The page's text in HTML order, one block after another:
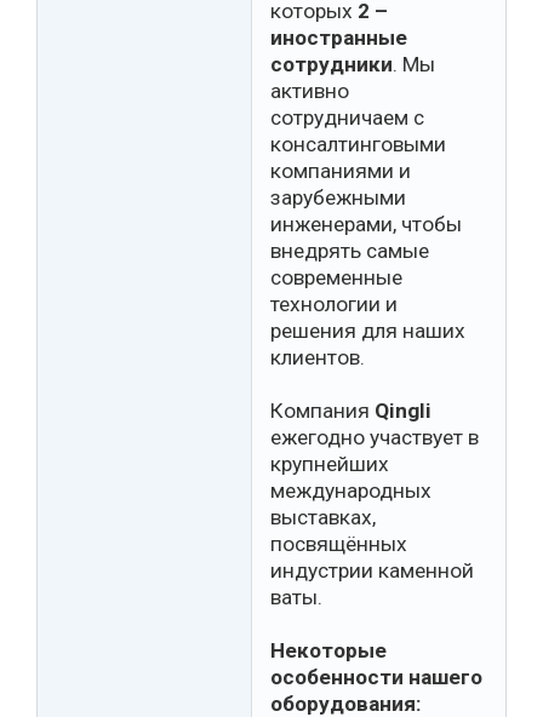
которых 2 –
иностранные
сотрудники. Мы
активно
сотрудничаем с
консалтинговыми
компаниями и
зарубежными
инженерами, чтобы
внедрять самые
современные
технологии и
решения для наших
клиентов.
Компания Qingli
ежегодно участвует в
крупнейших
международных
выставках,
посвящённых
индустрии каменной
ваты.
Некоторые
особенности нашего
оборудования: